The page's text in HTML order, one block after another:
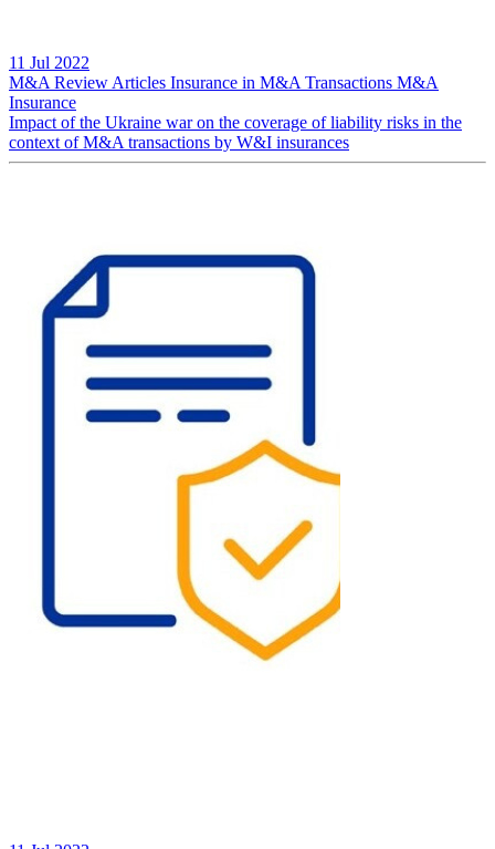
11 Jul 2022
M&A Review Articles Insurance in M&A Transactions M&A
Insurance
Impact of the Ukraine war on the coverage of liability risks in the
context of M&A transactions by W&I insurances